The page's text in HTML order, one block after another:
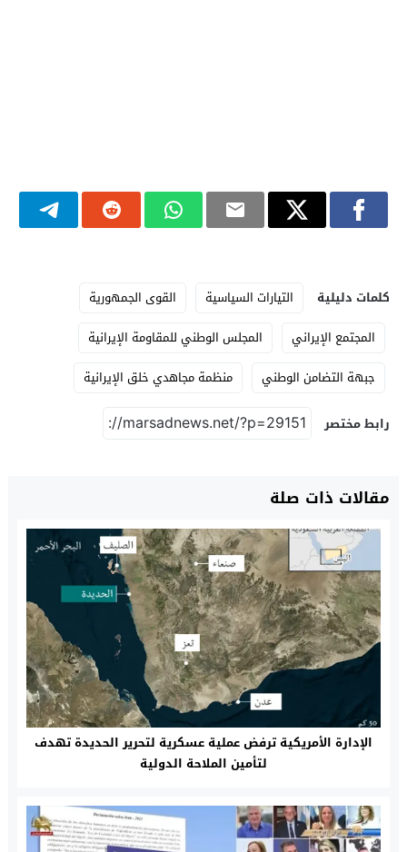
كلمات دليلية التيارات السياسية
القوى الجمهورية
المجتمع الإيراني
المجلس الوطني للمقاومة الإيرانية
جبهة التضامن الوطني
منظمة مجاهدي خلق الإيرانية
رابط مختصر
مقالات ذات صلة
‏الإدارة الأمريكية ترفض عملية عسكرية لتحرير الحديدة تهدف
لتأمين الملاحة الدولية